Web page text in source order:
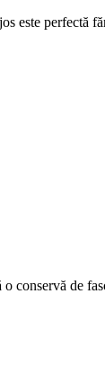
este perfectă
o conservă de